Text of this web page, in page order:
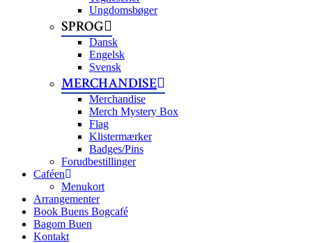
Ungdomsbøger
SPROG
Dansk
Engelsk
Svensk
MERCHANDISE
Merchandise
Merch Mystery Box
Flag
Klistermærker
Badges/Pins
Forudbestillinger
Caféen
Menukort
Arrangementer
Book Buens Bogcafé
Bagom Buen
Kontakt